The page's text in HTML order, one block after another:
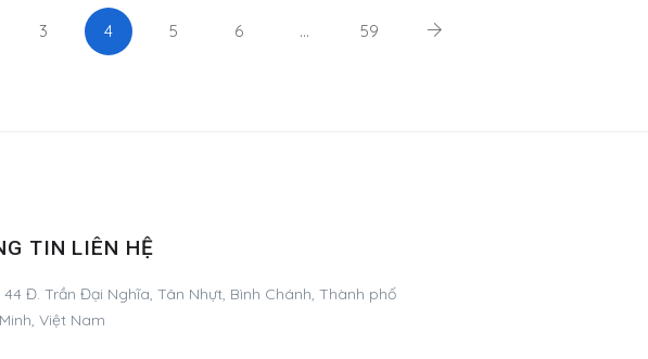
3 4 5 6 … 59
TIN LIÊN HỆ
44 Đ. Trần Đại Nghĩa, Tân Nhựt, Bình Chánh, Thành phố
Việt Nam